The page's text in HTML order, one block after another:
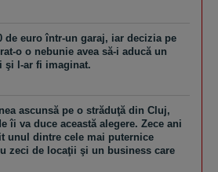
de euro într-un garaj, iar decizia pe
o o nebunie avea să-i aducă un
şi l-ar fi imaginat.
ascunsă pe o străduţă din Cluj,
îi va duce această alegere. Zece ani
unul dintre cele mai puternice
zeci de locaţii şi un business care